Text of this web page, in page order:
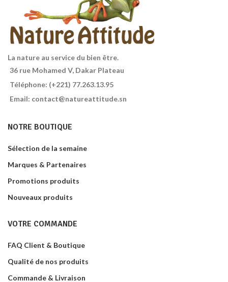
La nature au service du bien être.
36 rue Mohamed V, Dakar Plateau
Téléphone: (+221) 77.263.13.95
Email: contact@natureattitude.sn
NOTRE BOUTIQUE
Sélection de la semaine
Marques & Partenaires
Promotions produits
Nouveaux produits
VOTRE COMMANDE
FAQ Client & Boutique
Qualité de nos produits
Commande & Livraison